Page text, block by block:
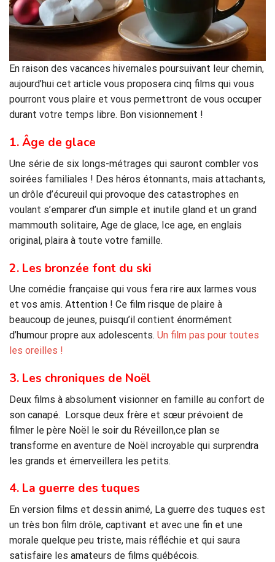
En raison des vacances hivernales poursuivant leur chemin,
aujourd’hui cet article vous proposera cinq films qui vous
pourront vous plaire et vous permettront de vous occuper
durant votre temps libre. Bon visionnement !
1. Âge de glace
Une série de six longs-métrages qui sauront combler vos
soirées familiales ! Des héros étonnants, mais attachants,
un drôle d’écureuil qui provoque des catastrophes en
voulant s’emparer d’un simple et inutile gland et un grand
mammouth solitaire, Age de glace, Ice age, en englais
original, plaira à toute votre famille.
2. Les bronzée font du ski
Une comédie française qui vous fera rire aux larmes vous
et vos amis. Attention ! Ce film risque de plaire à
beaucoup de jeunes, puisqu’il contient énormément
d’humour propre aux adolescents. Un film pas pour toutes
les oreilles !
3. Les chroniques de Noël
Deux films à absolument visionner en famille au confort de
son canapé. Lorsque deux frère et sœur prévoient de
filmer le père Noël le soir du Réveillon,ce plan se
transforme en aventure de Noël incroyable qui surprendra
les grands et émerveillera les petits.
4. La guerre des tuques
En version films et dessin animé, La guerre des tuques est
un très bon film drôle, captivant et avec une fin et une
morale quelque peu triste, mais réfléchie et qui saura
satisfaire les amateurs de films québécois.